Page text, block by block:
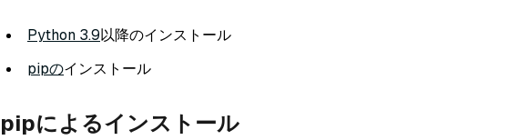
Python 3.9以降のインストール
pipのインストール
pipによるインストール